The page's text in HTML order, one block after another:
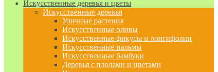
Искусственные деревья и цветы
Искусственные деревья
Уличные растения
Искусственные оливы
Искусственные фикусы и лонгифолии
Искусственные пальмы
Искусственные бамбуки
Деревья с плодами и цветами